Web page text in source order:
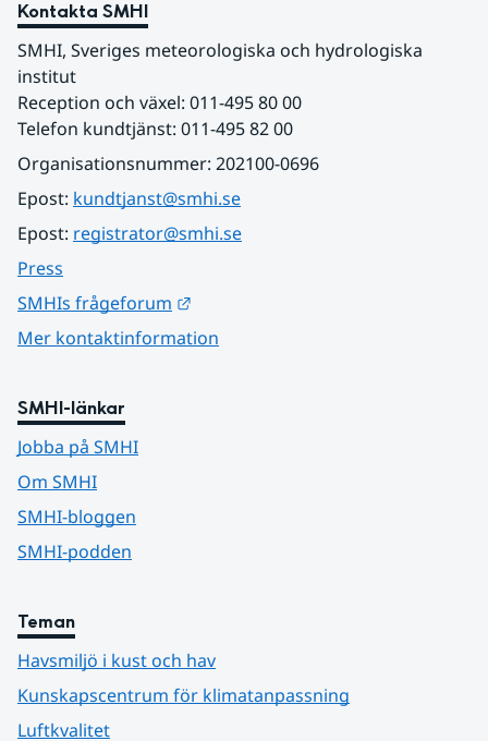
Kontakta SMHI
SMHI, Sveriges meteorologiska och hydrologiska
institut
Reception och växel: 011-495 80 00
Telefon kundtjänst: 011-495 82 00
Organisationsnummer: 202100-0696
Epost: kundtjanst@smhi.se
Epost: registrator@smhi.se
Press
SMHIs frågeforum
Mer kontaktinformation
SMHI-länkar
Jobba på SMHI
Om SMHI
SMHI-bloggen
SMHI-podden
Teman
Havsmiljö i kust och hav
Kunskapscentrum för klimatanpassning
Luftkvalitet